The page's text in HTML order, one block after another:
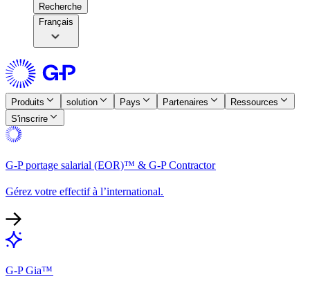
Recherche​​
Français
Produits​​ solution​​ Pays​​ Partenaires​​
Ressources​​
S'inscrire​​
G-P portage salarial (EOR)™ & G-P Contractor​​
Gérez votre effectif à l’international.​​
G-P Gia™​​